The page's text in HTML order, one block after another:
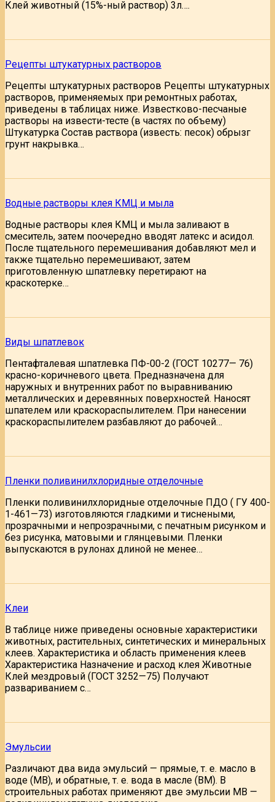
Клей животный (15%-ный раствор) 3л….
Рецепты штукатурных растворов
Рецепты штукатурных растворов Рецепты штукатурных
растворов, применяемых при ремонтных работах,
приведены в таблицах ниже. Известково-песчаные
растворы на извести-тесте (в частях по объему)
Штукатурка Состав раствора (известь: песок) обрызг
грунт накрывка…
Водные растворы клея КМЦ и мыла
Водные растворы клея КМЦ и мыла заливают в
смеситель, затем поочередно вводят латекс и асидол.
После тщательного перемешивания добавляют мел и
также тщательно перемешивают, затем
приготовленную шпатлевку перетирают на
краскотерке…
Виды шпатлевок
Пентафталевая шпатлевка ПФ-00-2 (ГОСТ 10277— 76)
красно-коричневого цвета. Предназначена для
наружных и внутренних работ по выравниванию
металлических и деревянных поверхностей. Наносят
шпателем или краскораспылителем. При нанесении
краскораспылителем разбавляют до рабочей…
Пленки поливинилхлоридные отделочные
Пленки поливинилхлоридные отделочные ПДО ( ГУ 400-
1-461—73) изготовляются гладкими и тиснеными,
прозрачными и непрозрачными, с печатным рисунком и
без рисунка, матовыми и глянцевыми. Пленки
выпускаются в рулонах длиной не менее…
Клеи
В таблице ниже приведены основные характеристики
животных, растительных, синтетических и минеральных
клеев. Характеристика и область применения клеев
Характеристика Назначение и расход клея Животные
Клей мездровый (ГОСТ 3252—75) Получают
развариванием с…
Эмульсии
Различают два вида эмульсий — прямые, т. е. масло в
воде (MB), и обратные, т. е. вода в масле (ВМ). В
строительных работах применяют две эмульсии MB —